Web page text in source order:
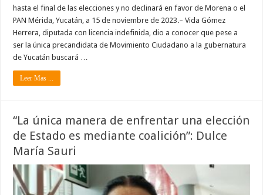
hasta el final de las elecciones y no declinará en favor de Morena o el
PAN Mérida, Yucatán, a 15 de noviembre de 2023.– Vida Gómez
Herrera, diputada con licencia indefinida, dio a conocer que pese a
ser la única precandidata de Movimiento Ciudadano a la gubernatura
de Yucatán buscará …
Leer Mas ...
“La única manera de enfrentar una elección
de Estado es mediante coalición”: Dulce
María Sauri